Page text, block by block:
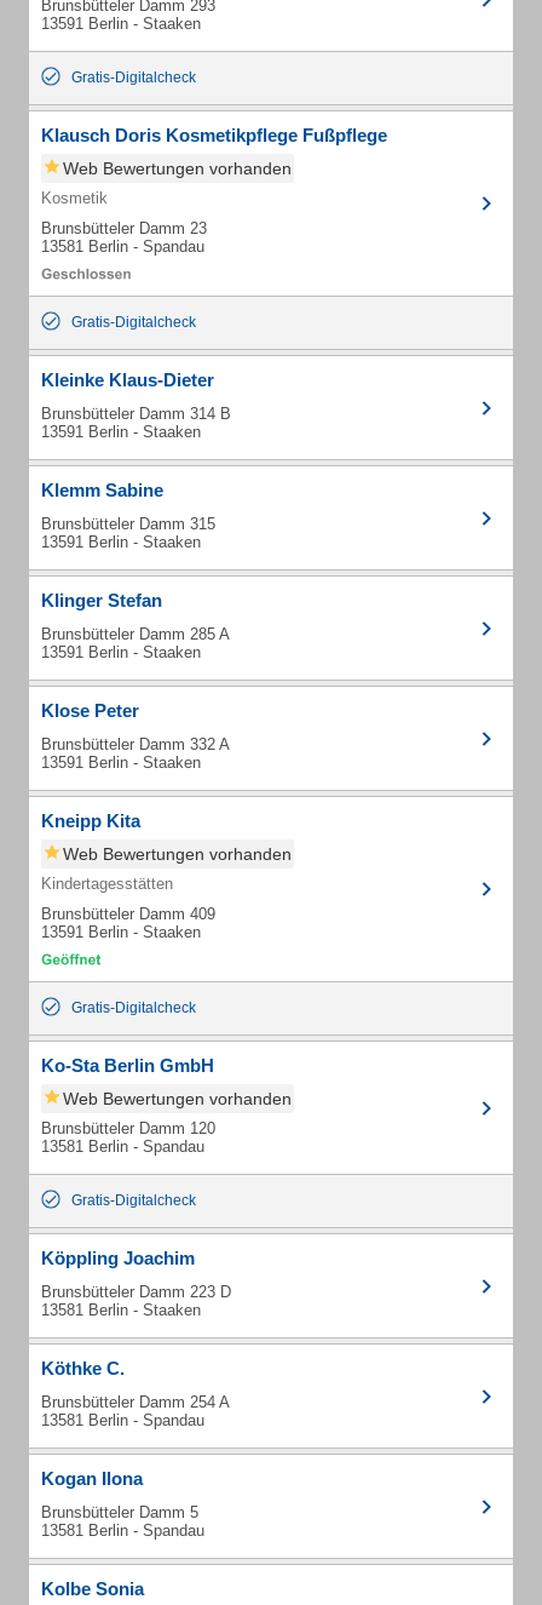
Brunsbütteler Damm 293
13591 Berlin - Staaken
Gratis-Digitalcheck
Klausch Doris Kosmetikpflege Fußpflege
Web Bewertungen vorhanden
Kosmetik
Brunsbütteler Damm 23
13581 Berlin - Spandau
Gratis-Digitalcheck
Kleinke Klaus-Dieter
Brunsbütteler Damm 314 B
13591 Berlin - Staaken
Klemm Sabine
Brunsbütteler Damm 315
13591 Berlin - Staaken
Klinger Stefan
Brunsbütteler Damm 285 A
13591 Berlin - Staaken
Klose Peter
Brunsbütteler Damm 332 A
13591 Berlin - Staaken
Kneipp Kita
Web Bewertungen vorhanden
Kindertagesstätten
Brunsbütteler Damm 409
13591 Berlin - Staaken
Gratis-Digitalcheck
Ko-Sta Berlin GmbH
Web Bewertungen vorhanden
Brunsbütteler Damm 120
13581 Berlin - Spandau
Gratis-Digitalcheck
Köppling Joachim
Brunsbütteler Damm 223 D
13581 Berlin - Staaken
Köthke C.
Brunsbütteler Damm 254 A
13581 Berlin - Spandau
Kogan Ilona
Brunsbütteler Damm 5
13581 Berlin - Spandau
Kolbe Sonia